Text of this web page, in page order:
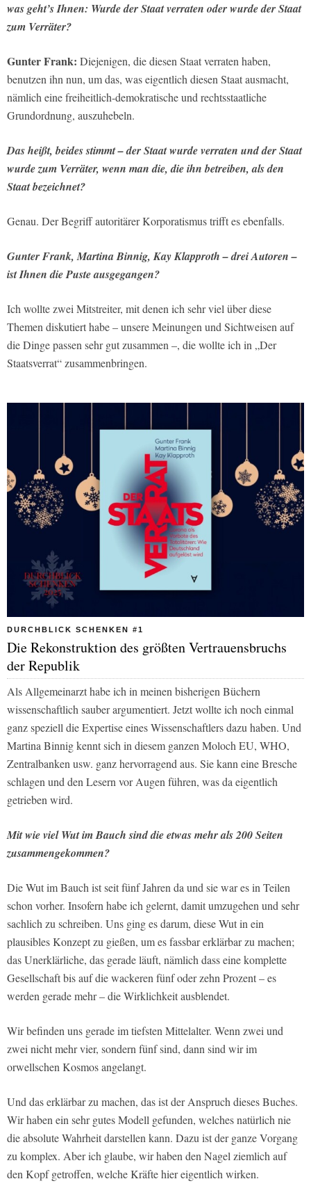
was geht’s Ihnen: Wurde der Staat verraten oder wurde der Staat
zum Verräter?
Gunter Frank: Diejenigen, die diesen Staat verraten haben,
benutzen ihn nun, um das, was eigentlich diesen Staat ausmacht,
nämlich eine freiheitlich-demokratische und rechtsstaatliche
Grundordnung, auszuhebeln.
Das heißt, beides stimmt – der Staat wurde verraten und der Staat
wurde zum Verräter, wenn man die, die ihn betreiben, als den
Staat bezeichnet?
Genau. Der Begriff autoritärer Korporatismus trifft es ebenfalls.
Gunter Frank, Martina Binnig, Kay Klapproth – drei Autoren –
ist Ihnen die Puste ausgegangen?
Ich wollte zwei Mitstreiter, mit denen ich sehr viel über diese
Themen diskutiert habe – unsere Meinungen und Sichtweisen auf
die Dinge passen sehr gut zusammen –, die wollte ich in „Der
Staatsverrat“ zusammenbringen.
DURCHBLICK SCHENKEN #1
Die Rekonstruktion des größten Vertrauensbruchs
der Republik
Als Allgemeinarzt habe ich in meinen bisherigen Büchern
wissenschaftlich sauber argumentiert. Jetzt wollte ich noch einmal
ganz speziell die Expertise eines Wissenschaftlers dazu haben. Und
Martina Binnig kennt sich in diesem ganzen Moloch EU, WHO,
Zentralbanken usw. ganz hervorragend aus. Sie kann eine Bresche
schlagen und den Lesern vor Augen führen, was da eigentlich
getrieben wird.
Mit wie viel Wut im Bauch sind die etwas mehr als 200 Seiten
zusammengekommen?
Die Wut im Bauch ist seit fünf Jahren da und sie war es in Teilen
schon vorher. Insofern habe ich gelernt, damit umzugehen und sehr
sachlich zu schreiben. Uns ging es darum, diese Wut in ein
plausibles Konzept zu gießen, um es fassbar erklärbar zu machen;
das Unerklärliche, das gerade läuft, nämlich dass eine komplette
Gesellschaft bis auf die wackeren fünf oder zehn Prozent – es
werden gerade mehr – die Wirklichkeit ausblendet.
Wir befinden uns gerade im tiefsten Mittelalter. Wenn zwei und
zwei nicht mehr vier, sondern fünf sind, dann sind wir im
orwellschen Kosmos angelangt.
Und das erklärbar zu machen, das ist der Anspruch dieses Buches.
Wir haben ein sehr gutes Modell gefunden, welches natürlich nie
die absolute Wahrheit darstellen kann. Dazu ist der ganze Vorgang
zu komplex. Aber ich glaube, wir haben den Nagel ziemlich auf
den Kopf getroffen, welche Kräfte hier eigentlich wirken.